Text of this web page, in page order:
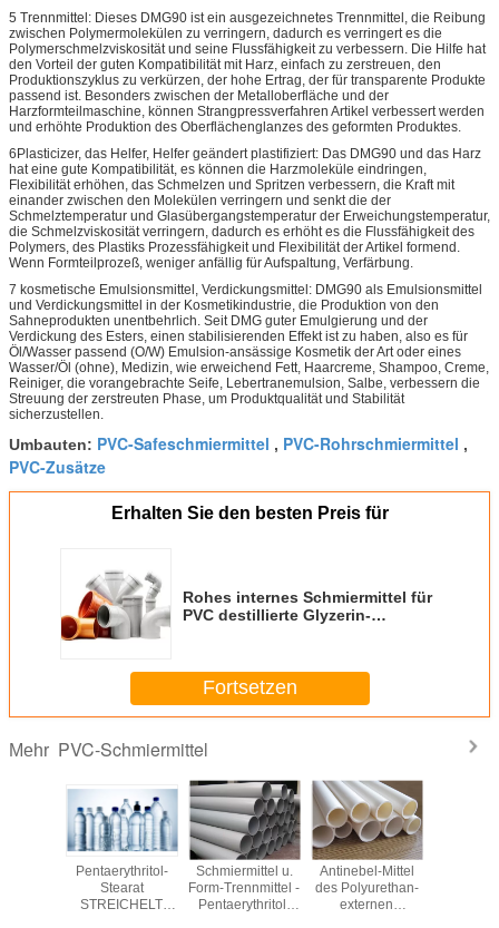
5 Trennmittel: Dieses DMG90 ist ein ausgezeichnetes Trennmittel, die Reibung
zwischen Polymermolekülen zu verringern, dadurch es verringert es die
Polymerschmelzviskosität und seine Flussfähigkeit zu verbessern. Die Hilfe hat
den Vorteil der guten Kompatibilität mit Harz, einfach zu zerstreuen, den
Produktionszyklus zu verkürzen, der hohe Ertrag, der für transparente Produkte
passend ist. Besonders zwischen der Metalloberfläche und der
Harzformteilmaschine, können Strangpressverfahren Artikel verbessert werden
und erhöhte Produktion des Oberflächenglanzes des geformten Produktes.
6Plasticizer, das Helfer, Helfer geändert plastifiziert: Das DMG90 und das Harz
hat eine gute Kompatibilität, es können die Harzmoleküle eindringen,
Flexibilität erhöhen, das Schmelzen und Spritzen verbessern, die Kraft mit
einander zwischen den Molekülen verringern und senkt die der
Schmelztemperatur und Glasübergangstemperatur der Erweichungstemperatur,
die Schmelzviskosität verringern, dadurch es erhöht es die Flussfähigkeit des
Polymers, des Plastiks Prozessfähigkeit und Flexibilität der Artikel formend.
Wenn Formteilprozeß, weniger anfällig für Aufspaltung, Verfärbung.
7 kosmetische Emulsionsmittel, Verdickungsmittel: DMG90 als Emulsionsmittel
und Verdickungsmittel in der Kosmetikindustrie, die Produktion von den
Sahneprodukten unentbehrlich. Seit DMG guter Emulgierung und der
Verdickung des Esters, einen stabilisierenden Effekt ist zu haben, also es für
Öl/Wasser passend (O/W) Emulsion-ansässige Kosmetik der Art oder eines
Wasser/Öl (ohne), Medizin, wie erweichend Fett, Haarcreme, Shampoo, Creme,
Reiniger, die vorangebrachte Seife, Lebertranemulsion, Salbe, verbessern die
Streuung der zerstreuten Phase, um Produktqualität und Stabilität
sicherzustellen.
Umbauten: PVC-Safeschmiermittel , PVC-Rohrschmiermittel ,
PVC-Zusätze
Erhalten Sie den besten Preis für
Rohes internes Schmiermittel für
PVC destillierte Glyzerin-
Fortsetzen
Mehr PVC-Schmiermittel
Pentaerythritol-
Stearat
STREICHELT
Schmiermittel u.
Form-Trennmittel -
Pentaerythritol-
Antinebel-Mittel
des Polyurethan-
externen